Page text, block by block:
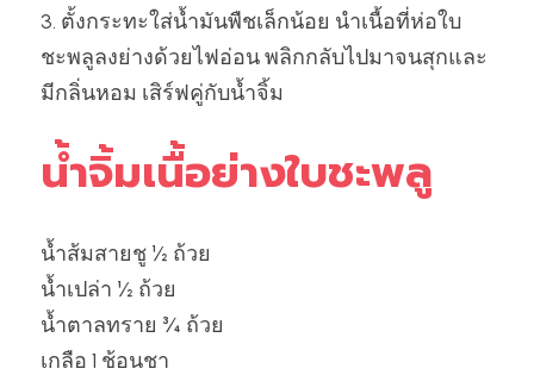
3. ตั้งกระทะใส่น้ำมันพืชเล็กน้อย นำเนื้อที่ห่อใบ
ชะพลูลงย่างด้วยไฟอ่อน พลิกกลับไปมาจนสุกและ
มีกลิ่นหอม เสิร์ฟคู่กับน้ำจิ้ม
น้ำจิ้มเนื้อย่างใบชะพลู
น้ำส้มสายชู ½ ถ้วย
น้ำเปล่า ½ ถ้วย
น้ำตาลทราย ¾ ถ้วย
เกลือ 1 ช้อนชา